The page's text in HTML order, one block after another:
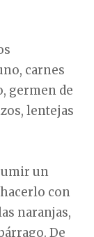
carnes
germen de
lentejas
un
con
naranjas,
De